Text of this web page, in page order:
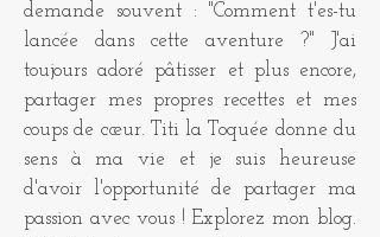
demande souvent : "Comment t'es-tu
lancée dans cette aventure ?" J'ai
toujours adoré pâtisser et plus encore,
partager mes propres recettes et mes
coups de cœur. Titi la Toquée donne du
sens à ma vie et je suis heureuse
d'avoir l'opportunité de partager ma
passion avec vous ! Explorez mon blog.